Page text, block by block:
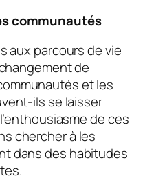
communautés
aux parcours de vie
de
et les
ils se laisser
de ces
chercher à les
dans des habitudes